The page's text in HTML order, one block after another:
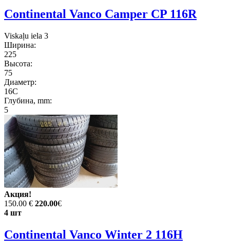
Continental Vanco Camper CP 116R
Viskaļu iela 3
Ширина:
225
Высота:
75
Диаметр:
16C
Глубина, mm:
5
Акция!
150.00 € 220.00€
4 шт
Continental Vanco Winter 2 116H